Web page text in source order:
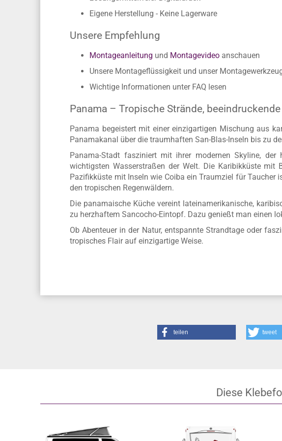
Eigene Herstellung - Keine Lagerware
Unsere Empfehlung
Montageanleitung und Montagevideo anschauen
Unsere Montageflüssigkeit und unser
Wichtige Informationen unter FAQ lesen
Panama – Tropische Strände,
Panama begeistert mit einer einzigartigen Mischung aus
Panamakanal über die traumhaften San-Blas-Inseln bis zu
Panama-Stadt fasziniert mit ihrer modernen Skyline,
wichtigsten Wasserstraßen der Welt. Die Karibikküste
Pazifikküste mit Inseln wie Coiba ein Traumziel für Taucher
den tropischen Regenwäldern.
Die panamaische Küche vereint lateinamerikanische,
zu herzhaftem Sancocho-Eintopf. Dazu genießt man einen
Ob Abenteuer in der Natur, entspannte Strandtage oder
tropisches Flair auf einzigartige Weise.
teilen tweet
Diese